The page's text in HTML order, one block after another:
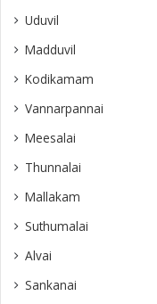
Uduvil
Madduvil
Kodikamam
Vannarpannai
Meesalai
Thunnalai
Mallakam
Suthumalai
Alvai
Sankanai